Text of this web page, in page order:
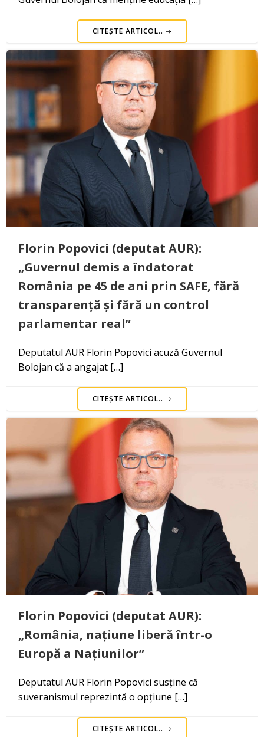
CITEȘTE ARTICOL..
Florin Popovici (deputat AUR):
„Guvernul demis a îndatorat
România pe 45 de ani prin SAFE, fără
transparență și fără un control
parlamentar real”
Deputatul AUR Florin Popovici acuză Guvernul
Bolojan că a angajat […]
CITEȘTE ARTICOL..
Florin Popovici (deputat AUR):
„România, națiune liberă într-o
Europă a Națiunilor”
Deputatul AUR Florin Popovici susține că
suveranismul reprezintă o opțiune […]
CITEȘTE ARTICOL..